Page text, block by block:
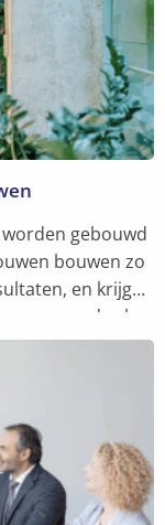
gebouwd
bouwen zo
en krijg
aan de slag